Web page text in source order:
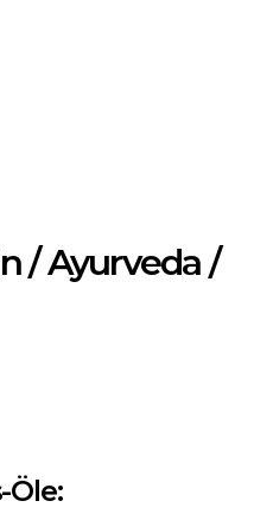
/ Ayurveda /
Öle: